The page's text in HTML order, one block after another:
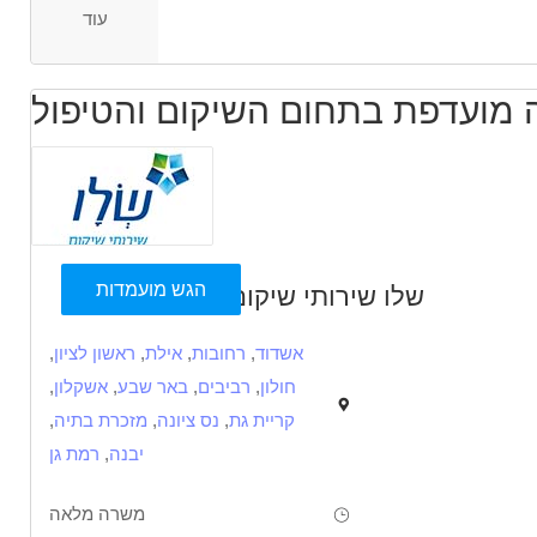
עוד
הגש מועמדות שלו שירותי שיקום
אשדוד, רחובות, אילת, ראשון לציון,
חולון, רביבים, באר שבע, אשקלון,
קריית גת, נס ציונה, מזכרת בתיה,
יבנה, רמת גן
משרה מלאה